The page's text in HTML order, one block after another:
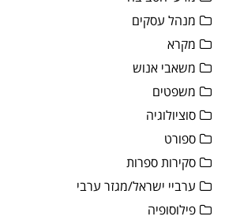
מנהל עסקים
מקרא
משאבי אנוש
משפטים
סוציולוגיה
ספורט
סקירות ספרות
ערביי ישראל/מגזר ערבי
פילוסופיה